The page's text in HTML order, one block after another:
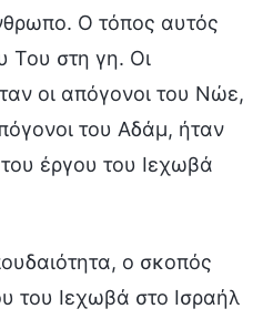
Ο τόπος αυτός
Του στη γη. Οι
οι απόγονοι του Νώε,
του Αδάμ, ήταν
έργου του Ιεχωβά
ο σκοπός
του Ιεχωβά στο Ισραήλ